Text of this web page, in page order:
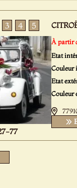
3 4 5
77
À partir
Etat
Couleur
Etat
Couleur